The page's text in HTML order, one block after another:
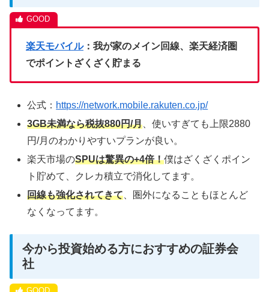
楽天モバイル：我が家のメイン回線、楽天経済圏
でポイントざくざく貯まる
公式： https://network.mobile.rakuten.co.jp/
3GB未満なら税抜880円/月 、使いすぎても上限2880
円/月のわかりやすいプランが良い。
楽天市場のSPUは驚異の+4倍！僕はざくざくポイン
ト貯めて、クレカ積立で消化してます。
回線も強化されてきて 、圏外になることもほとんど
なくなってます。
今から投資始める方におすすめの証券会
社